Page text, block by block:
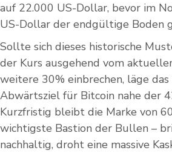
auf 22.000 US-Dollar, bevor im
US-Dollar der endgültige Boden
Sollte sich dieses historische
der Kurs ausgehend vom
weitere 30% einbrechen, läge das
Abwärtsziel für Bitcoin nahe der
Kurzfristig bleibt die Marke von
wichtigste Bastion der Bullen –
nachhaltig, droht eine massive